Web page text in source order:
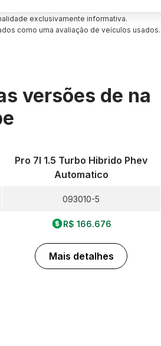
exclusivamente informativa.
como uma avaliação de veículos usados.
versões de na
Pro 7l 1.5 Turbo Hibrido Phev
Automatico
093010-5
R$ 166.676
Mais detalhes